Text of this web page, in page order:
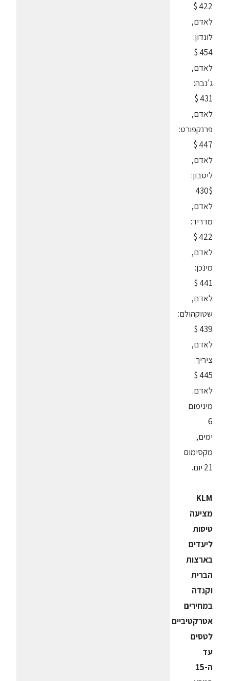
422 $
לאדם,
לונדון:
454 $
לאדם,
ג'נבה:
431 $
לאדם,
פרנקפורט:
447 $
לאדם,
ליסבון:
430$
לאדם,
מדריד:
422 $
לאדם,
מינכן:
441 $
לאדם,
שטוקהולם:
439 $
לאדם,
ציריך:
445 $
לאדם.
מינימום
6
ימים,
מקסימום
21 יום.
KLM
מציעה
טיסות
ליעדים
בארצות
הברית
וקנדה
במחירים
אטרקטיביים
לטסים
עד
ה-15